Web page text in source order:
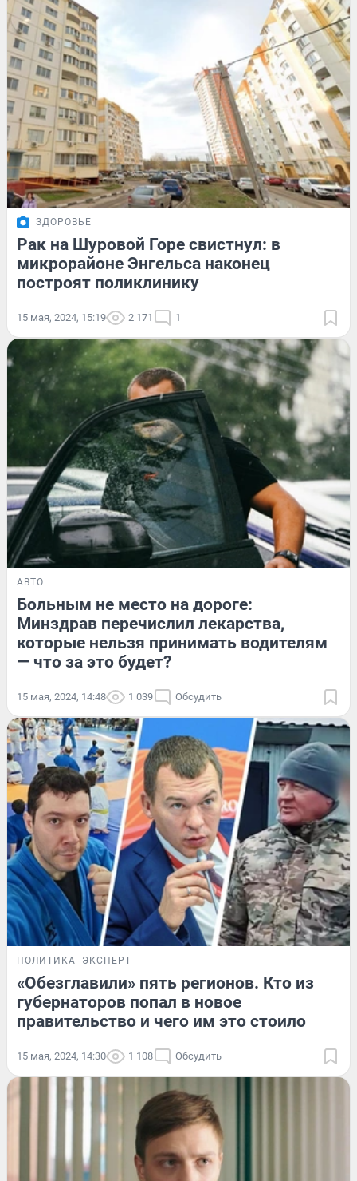
ЗДОРОВЬЕ
Рак на Шуровой Горе свистнул: в
микрорайоне Энгельса наконец
построят поликлинику
15 мая, 2024, 15:19 2 171 1
АВТО
Больным не место на дороге:
Минздрав перечислил лекарства,
которые нельзя принимать водителям
— что за это будет?
15 мая, 2024, 14:48 1 039 Обсудить
ПОЛИТИКА ЭКСПЕРТ
«Обезглавили» пять регионов. Кто из
губернаторов попал в новое
правительство и чего им это стоило
15 мая, 2024, 14:30 1 108 Обсудить